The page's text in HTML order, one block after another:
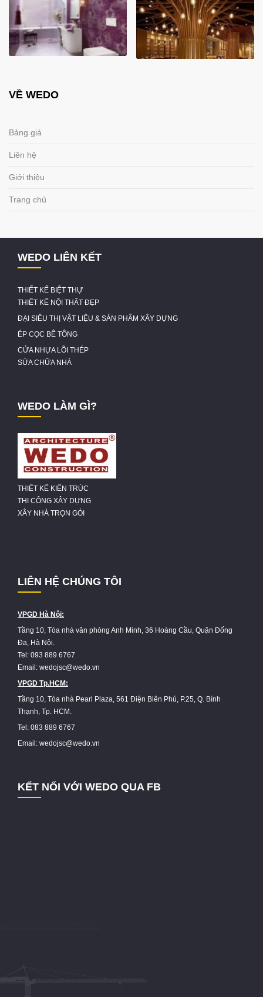
VỀ WEDO
Bảng giá
Liên hệ
Giới thiệu
Trang chủ
WEDO LIÊN KẾT
THIẾT KẾ BIỆT THỰ
THIẾT KẾ NỘI THẤT ĐẸP
ĐẠI SIÊU THỊ VẬT LIỆU & SẢN PHẨM XÂY DỰNG
ÉP CỌC BÊ TÔNG
CỬA NHỰA LÕI THÉP
SỬA CHỮA NHÀ
WEDO LÀM GÌ?
THIẾT KẾ KIẾN TRÚC
THI CÔNG XÂY DỰNG
XÂY NHÀ TRỌN GÓI
LIÊN HỆ CHÚNG TÔI
VPGD Hà Nội:
Tầng 10, Tòa nhà văn phòng Anh Minh, 36 Hoàng Cầu, Quận Đống
Đa, Hà Nội.
Tel: 093 889 6767
Email: wedojsc@wedo.vn
VPGD Tp.HCM:
Tầng 10, Tòa nhà Pearl Plaza, 561 Điện Biên Phủ, P.25, Q. Bình
Thạnh, Tp. HCM.
Tel: 083 889 6767
Email: wedojsc@wedo.vn
KẾT NỐI VỚI WEDO QUA FB